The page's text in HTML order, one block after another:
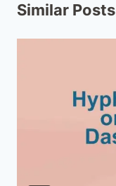
Similar Posts